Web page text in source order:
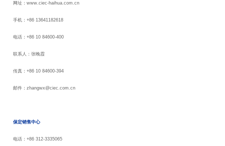
网址：www.ciec-haihua.com.cn
手机：+86 13641182618
电话：+86 10 84600-400
联系人：张晚霞
传真：+86 10 84600-394
邮件：zhangwx@ciec.com.cn
保定销售中心
电话：+86 312-3335065